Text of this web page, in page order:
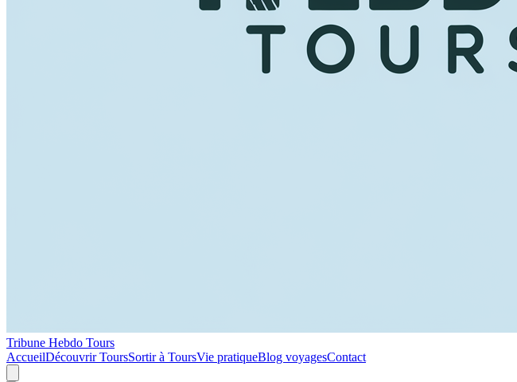
Tribune Hebdo Tours
AccueilDécouvrir ToursSortir à ToursVie pratiqueBlog voyagesContact